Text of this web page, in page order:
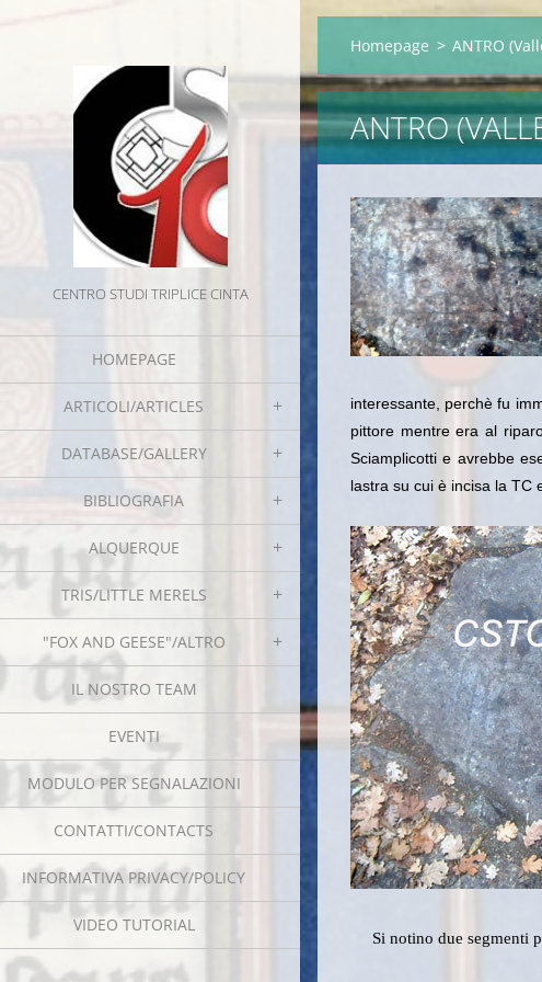
CENTRO STUDI TRIPLICE CINTA
HOMEPAGE
ARTICOLI/ARTICLES
DATABASE/GALLERY
BIBLIOGRAFIA
ALQUERQUE
TRIS/LITTLE MERELS
"FOX AND GEESE"/ALTRO
IL NOSTRO TEAM
EVENTI
MODULO PER SEGNALAZIONI
CONTATTI/CONTACTS
INFORMATIVA PRIVACY/POLICY
VIDEO TUTORIAL
Homepage > ANTRO
ANTRO
interessante, perchè fu
pittore mentre era al
Sciamplicotti e avrebbe
lastra su cui è incisa la TC
Si notino due segmenti